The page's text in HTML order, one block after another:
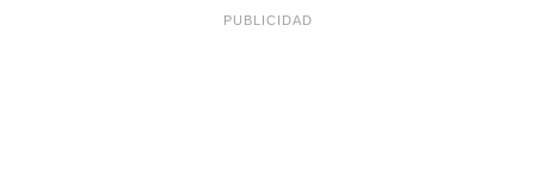
PUBLICIDAD